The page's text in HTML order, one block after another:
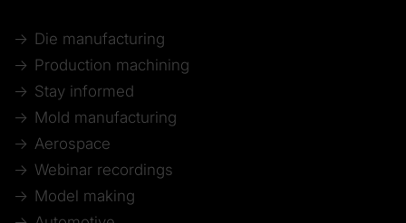
Die manufacturing
Production machining
Stay informed
Mold manufacturing
Aerospace
Webinar recordings
Model making